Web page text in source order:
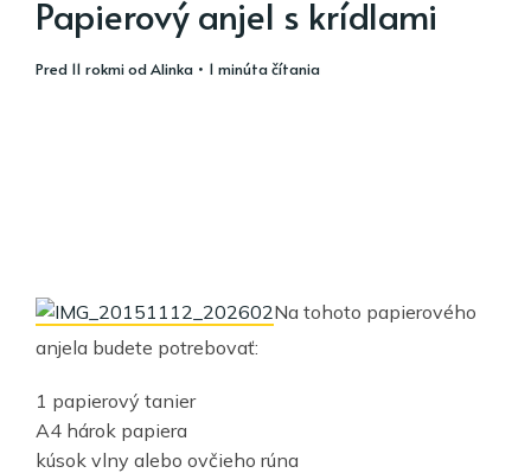
Papierový anjel s krídlami
pred 11 rokmiodAlinka • 1 minúta čítania
Na tohoto papierového
anjela budete potrebovať:
1 papierový tanier
A4 hárok papiera
kúsok vlny alebo ovčieho rúna